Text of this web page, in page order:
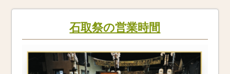
石取祭の営業時間